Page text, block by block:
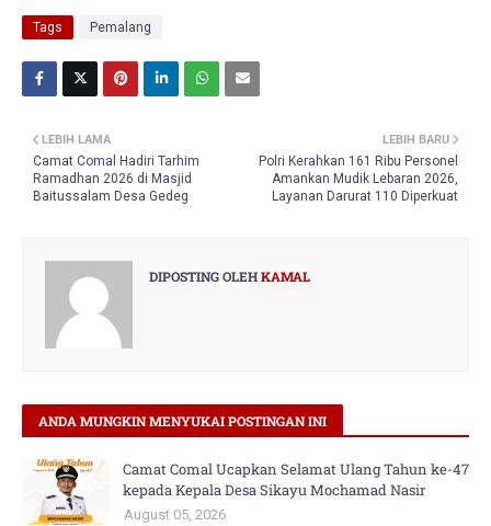
Tags Pemalang
LEBIH BARU
Polri Kerahkan 161 Ribu Personel
Amankan Mudik Lebaran 2026,
Layanan Darurat 110 Diperkuat
LEBIH LAMA
Camat Comal Hadiri Tarhim
Ramadhan 2026 di Masjid
Baitussalam Desa Gedeg
DIPOSTING OLEHKAMAL
ANDA MUNGKIN MENYUKAI POSTINGAN INI
Camat Comal Ucapkan Selamat Ulang Tahun ke-47
kepada Kepala Desa Sikayu Mochamad Nasir
August 05, 2026